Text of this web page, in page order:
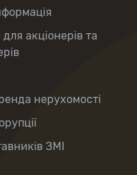
акціонерів та
нерухомості
ЗМІ